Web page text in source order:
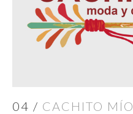
04 / CACHITO MÍO